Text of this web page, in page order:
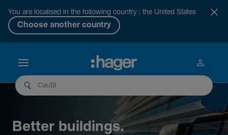
You are localised in the following country : the United States
Choose another country
Better buil­dings.